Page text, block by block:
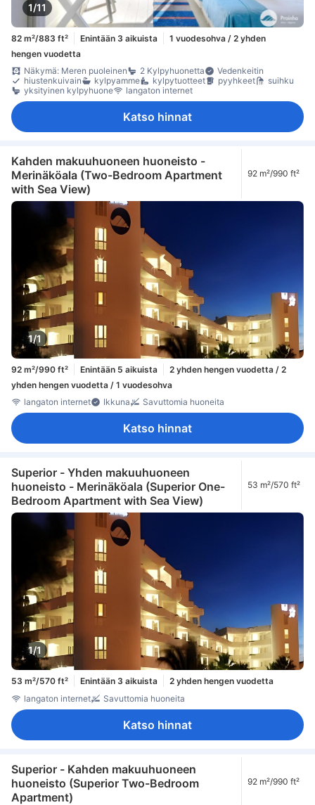
1/11
82 m²/883 ft² Enintään 3 aikuista
1 vuodesohva / 2 yhden
hengen vuodetta
Näkymä: Meren puoleinen
2 Kylpyhuonetta
Vedenkeitin
hiustenkuivain
kylpyamme kylpytuotteet pyyhkeet
suihku
yksityinen kylpyhuone
langaton internet
Katso hinnat
Kahden makuuhuoneen huoneisto -
Merinäköala (Two-Bedroom Apartment
with Sea View)
92 m²/990 ft²
1/1
92 m²/990 ft² Enintään 5 aikuista
2 yhden hengen vuodetta / 2
yhden hengen vuodetta / 1 vuodesohva
langaton internet
Ikkuna Savuttomia huoneita
Katso hinnat
Superior - Yhden makuuhuoneen
huoneisto - Merinäköala (Superior One-
Bedroom Apartment with Sea View)
53 m²/570 ft²
1/1
53 m²/570 ft² Enintään 3 aikuista
2 yhden hengen vuodetta
langaton internet
Savuttomia huoneita
Katso hinnat
Superior - Kahden makuuhuoneen
huoneisto (Superior Two-Bedroom
Apartment)
92 m²/990 ft²